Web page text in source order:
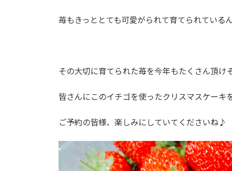
苺もきっととても可愛がられて育てられている
その大切に育てられた苺を今年もたくさん頂け
皆さんにこのイチゴを使ったクリスマスケー
ご予約の皆様、楽しみにしていてくださいね♪